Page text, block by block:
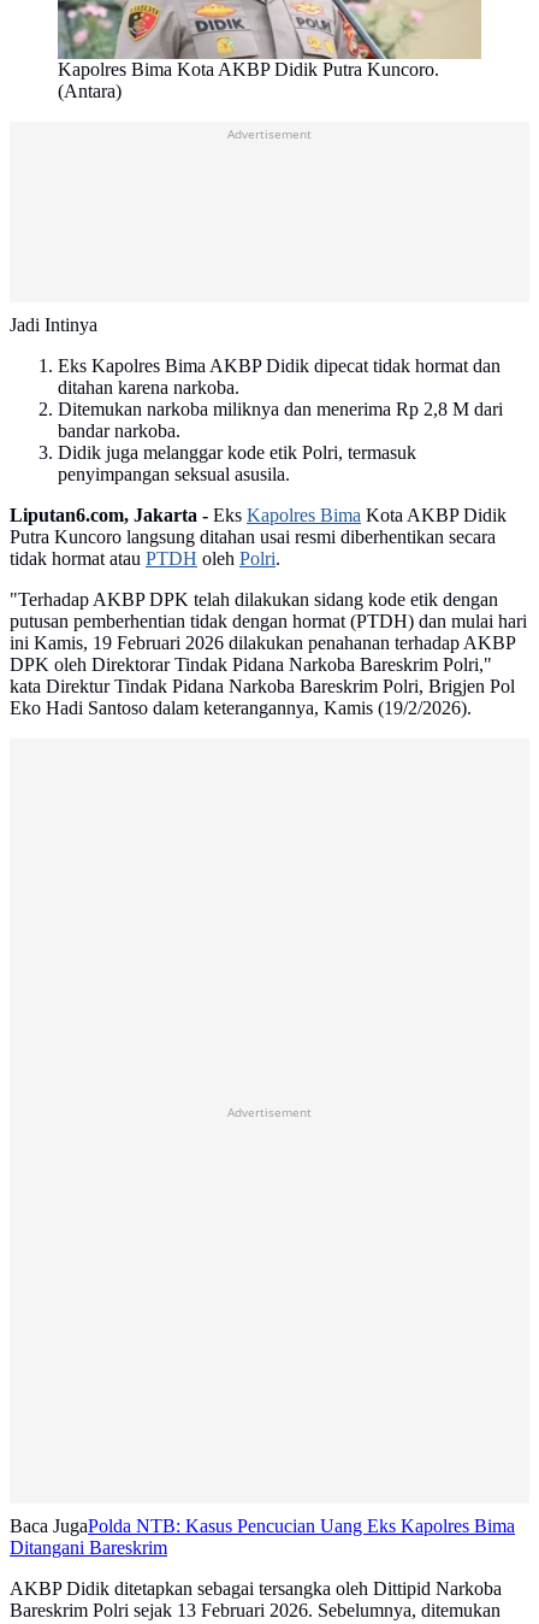
Kapolres Bima Kota AKBP Didik Putra Kuncoro.
(Antara)
Advertisement
Jadi Intinya
Eks Kapolres Bima AKBP Didik dipecat tidak hormat dan
ditahan karena narkoba.
Ditemukan narkoba miliknya dan menerima Rp 2,8 M dari
bandar narkoba.
Didik juga melanggar kode etik Polri, termasuk
penyimpangan seksual asusila.
Liputan6.com, Jakarta - Eks Kapolres Bima Kota AKBP Didik
Putra Kuncoro langsung ditahan usai resmi diberhentikan secara
tidak hormat atau PTDH oleh Polri.
"Terhadap AKBP DPK telah dilakukan sidang kode etik dengan
putusan pemberhentian tidak dengan hormat (PTDH) dan mulai hari
ini Kamis, 19 Februari 2026 dilakukan penahanan terhadap AKBP
DPK oleh Direktorar Tindak Pidana Narkoba Bareskrim Polri,"
kata Direktur Tindak Pidana Narkoba Bareskrim Polri, Brigjen Pol
Eko Hadi Santoso dalam keterangannya, Kamis (19/2/2026).
Advertisement
Baca JugaPolda NTB: Kasus Pencucian Uang Eks Kapolres Bima
Ditangani Bareskrim
AKBP Didik ditetapkan sebagai tersangka oleh Dittipid Narkoba
Bareskrim Polri sejak 13 Februari 2026. Sebelumnya, ditemukan